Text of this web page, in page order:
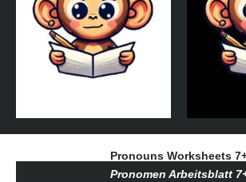
Pronouns Worksheets
Pronomen Arbeitsblatt